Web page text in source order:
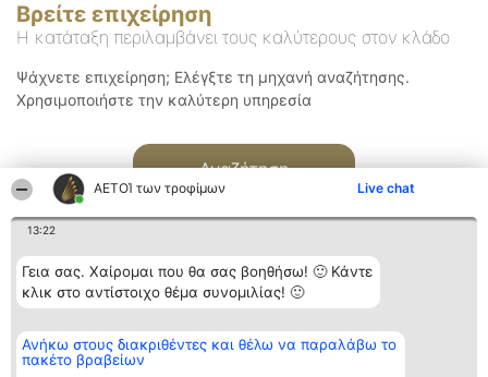
ΑΕΤΟΊ των τροφίμων Live chat
13:22
Γεια σας. Χαίρομαι που θα σας βοηθήσω! 🙂 Κάντε
κλικ στο αντίστοιχο θέμα συνομιλίας! 🙂
Ανήκω στους διακριθέντες και θέλω να παραλάβω το
πακέτο βραβείων
Βρείτε επιχείρηση
Η κατάταξη περιλαμβάνει τους καλύτερους στον κλάδο
Ψάχνετε επιχείρηση; Ελέγξτε τη μηχανή αναζήτησης.
Χρησιμοποιήστε την καλύτερη υπηρεσία
Αναζήτηση
Διοργανωτής της
κατάταξης
BEAUTIFUL COMPANY
Κατάταξη
Διακριθέντες
Επικοινωνία
Επικοινωνία